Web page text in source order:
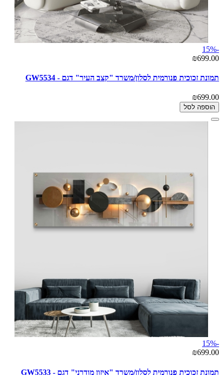
-15%
₪699.00
תמונת זכוכית פנורמית לסלון/משרד "קצב העיר" דגם - GW5534
₪699.00
הוספה לסל
-15%
₪699.00
תמונת זכוכית פנורמית לסלון/משרד "איזון מודרני" דגם - GW5533